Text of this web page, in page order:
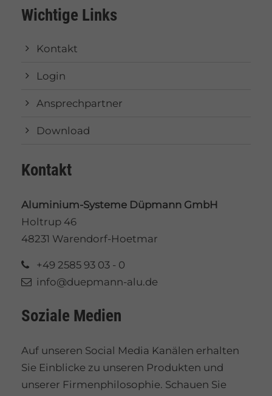
Wichtige Links
Kontakt
Login
Ansprechpartner
Download
Kontakt
Aluminium-Systeme Düpmann GmbH
Holtrup 46
48231 Warendorf-Hoetmar
+49 2585 93 03 - 0
info@duepmann-alu.de
Soziale Medien
Auf unseren Social Media Kanälen erhalten
Sie Einblicke zu unseren Produkten und
unserer Firmenphilosophie. Schauen Sie